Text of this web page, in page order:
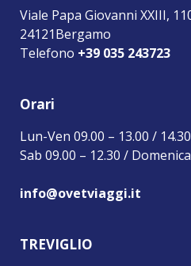
Viale Papa Giovanni XXIII,
24121Bergamo
Telefono +39 035 243723
Orari
Lun-Ven 09.00 – 13.00 /
Sab 09.00 – 12.30 /
info@ovetviaggi.it
TREVIGLIO